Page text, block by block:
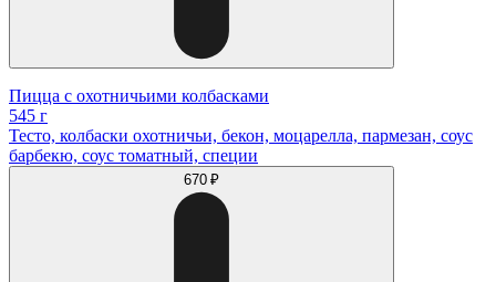
Пицца с охотничьими колбасками
545 г
Тесто, колбаски охотничьи, бекон, моцарелла, пармезан, соус
барбекю, соус томатный, специи
670 ₽